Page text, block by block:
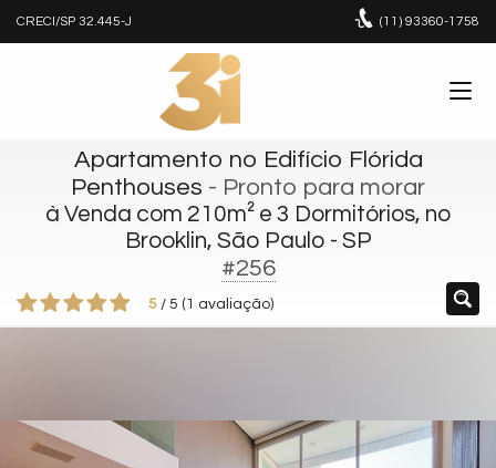
CRECI/SP 32.445-J (11) 93360-1758
Apartamento no Edifício Flórida
Penthouses - Pronto para morar
à Venda com 210m² e 3 Dormitórios, no
Brooklin, São Paulo - SP
#256
5 / 5 ( 1 avaliação)